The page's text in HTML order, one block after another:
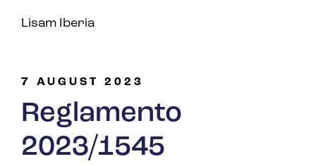
7 AUGUST 2023
Reglamento
2023/1545
Lisam Iberia